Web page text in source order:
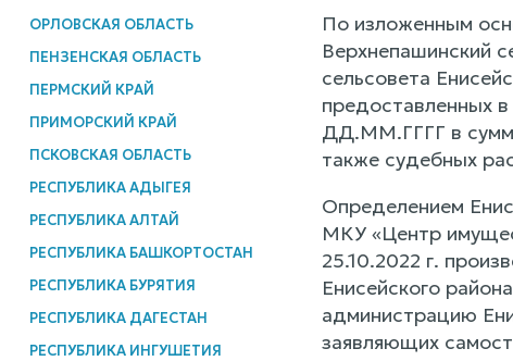
ОРЛОВСКАЯ ОБЛАСТЬ
ПЕНЗЕНСКАЯ ОБЛАСТЬ
ПЕРМСКИЙ КРАЙ
ПРИМОРСКИЙ КРАЙ
ПСКОВСКАЯ ОБЛАСТЬ
РЕСПУБЛИКА АДЫГЕЯ
РЕСПУБЛИКА АЛТАЙ
РЕСПУБЛИКА БАШКОРТОСТАН
РЕСПУБЛИКА БУРЯТИЯ
РЕСПУБЛИКА ДАГЕСТАН
РЕСПУБЛИКА ИНГУШЕТИЯ
По изложенным
Верхнепашинский
сельсовета
предоставленных
ДД.ММ.ГГГГ в
также судебных
Определением
МКУ «Центр
25.10.2022 г.
Енисейского
администрацию
заявляющих